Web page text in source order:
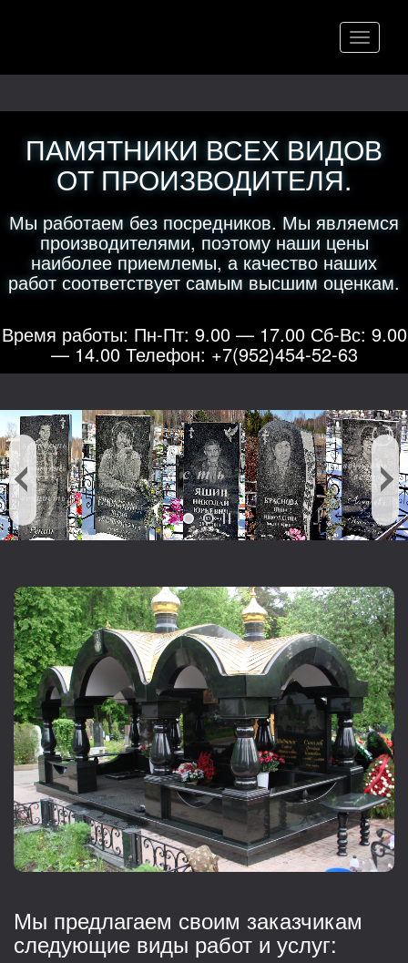
Меню
ПАМЯТНИКИ ВСЕХ ВИДОВ
ОТ ПРОИЗВОДИТЕЛЯ.
Мы работаем без посредников. Мы являемся
производителями, поэтому наши цены
наиболее приемлемы, а качество наших
работ соответствует самым высшим оценкам.
Время работы: Пн-Пт: 9.00 — 17.00 Сб-Вс: 9.00
— 14.00 Телефон: +7(952)454-52-63
Мы предлагаем своим заказчикам
следующие виды работ и услуг: